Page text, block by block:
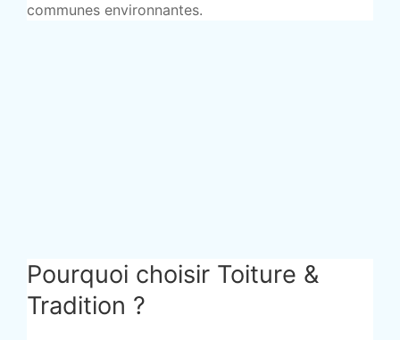
communes environnantes.
Pourquoi choisir Toiture &
Tradition ?